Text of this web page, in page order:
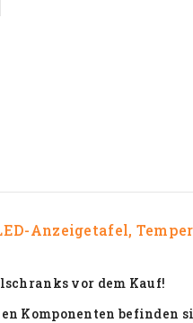
Anzeigetafel,
vor dem Kauf!
Komponenten befinden